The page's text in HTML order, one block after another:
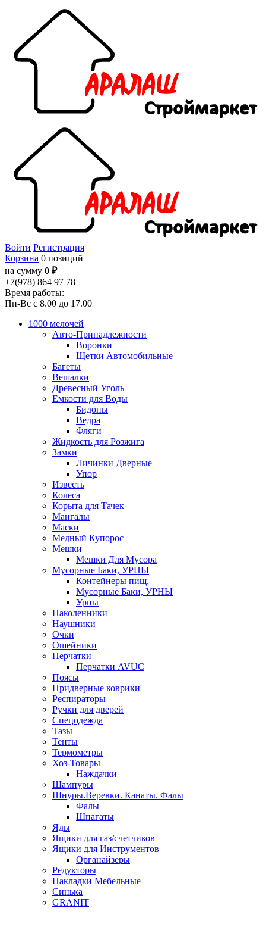
Войти Регистрация
Корзина 0 позиций
на сумму 0 ₽
+7(978) 864 97 78
Время работы:
Пн-Вс с 8.00 до 17.00
1000 мелочей
Авто-Принадлежности
Воронки
Щетки Автомобильные
Багеты
Вешалки
Древесный Уголь
Емкости для Воды
Бидоны
Ведра
Фляги
Жидкость для Розжига
Замки
Личинки Дверные
Упор
Известь
Колеса
Корыта для Тачек
Мангалы
Маски
Медный Купорос
Мешки
Мешки Для Мусора
Мусорные Баки, УРНЫ
Контейнеры пищ.
Мусорные Баки, УРНЫ
Урны
Наколенники
Наушники
Очки
Ошейники
Перчатки
Перчатки AVUC
Поясы
Придверные коврики
Респираторы
Ручки для дверей
Спецодежда
Тазы
Тенты
Термометры
Хоз-Товары
Наждачки
Шампуры
Шнуры.Веревки. Канаты. Фалы
Фалы
Шпагаты
Яды
Ящики для газ/счетчиков
Ящики для Инструментов
Органайзеры
Редукторы
Накладки Мебельные
Синька
GRANIT